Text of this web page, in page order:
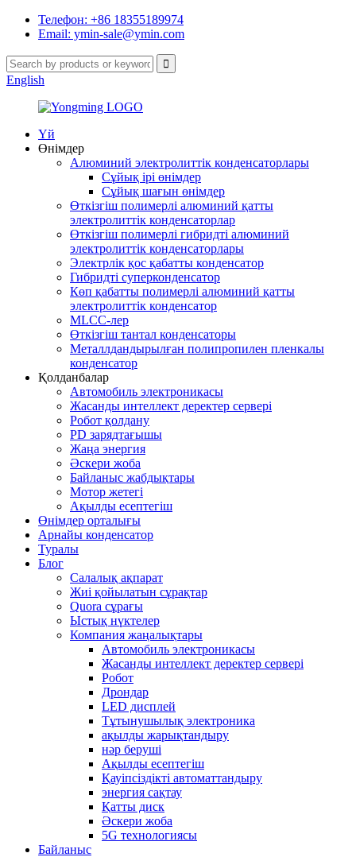
Телефон: +86 18355189974
Email: ymin-sale@ymin.com
English
Үй
Өнімдер
Алюминий электролиттік конденсаторлары
Сұйық ірі өнімдер
Сұйық шағын өнімдер
Өткізгіш полимерлі алюминий қатты
электролиттік конденсаторлар
Өткізгіш полимерлі гибридті алюминий
электролиттік конденсаторлары
Электрлік қос қабатты конденсатор
Гибридті суперконденсатор
Көп қабатты полимерлі алюминий қатты
электролиттік конденсатор
MLCC-лер
Өткізгіш тантал конденсаторы
Металлдандырылған полипропилен пленкалы
конденсатор
Қолданбалар
Автомобиль электроникасы
Жасанды интеллект деректер сервері
Робот қолдану
PD зарядтағышы
Жаңа энергия
Әскери жоба
Байланыс жабдықтары
Мотор жетегі
Ақылды есептегіш
Өнімдер орталығы
Арнайы конденсатор
Туралы
Блог
Салалық ақпарат
Жиі қойылатын сұрақтар
Quora сұрағы
Ыстық нүктелер
Компания жаңалықтары
Автомобиль электроникасы
Жасанды интеллект деректер сервері
Робот
Дрондар
LED дисплей
Тұтынушылық электроника
ақылды жарықтандыру
нәр беруші
Ақылды есептегіш
Қауіпсіздікті автоматтандыру
энергия сақтау
Қатты диск
Әскери жоба
5G технологиясы
Байланыс